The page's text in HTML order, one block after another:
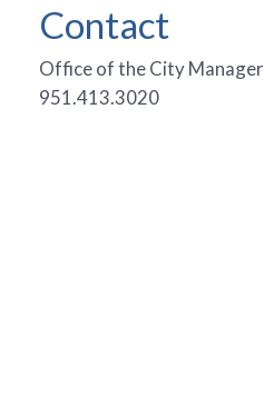
Contact
Office of the City Manager
951.413.3020